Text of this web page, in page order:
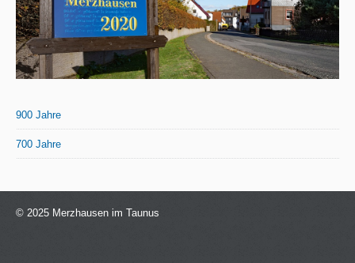
900 Jahre
700 Jahre
© 2025 Merzhausen im Taunus